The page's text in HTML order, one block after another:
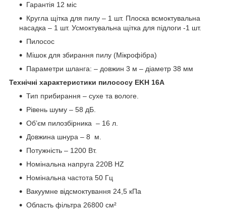
Гарантія 12 міс
Кругла щітка для пилу – 1 шт. Плоска всмоктувальна
насадка – 1 шт. Усмоктувальна щітка для підлоги -1 шт.
Пилосос
Мішок для збирання пилу (Мікрофібра)
Параметри шланга: – довжин 3 м – діаметр 38 мм
Технічні характеристики пилососу EKH 16A
Тип прибирання – сухе та вологе.
Рівень шуму – 58 дБ.
Об’єм пилозбірника – 16 л.
Довжина шнура – 8 м.
Потужність – 1200 Вт.
Номінальна напруга 220В HZ
Номінальна частота 50 Гц
Вакуумне відсмоктування 24,5 кПа
Область фільтра 26800 см²